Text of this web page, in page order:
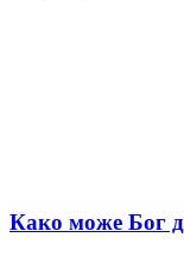
Како може Бог